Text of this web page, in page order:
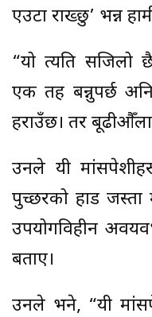
एउटा राख्छु’ भन्न
“यो त्यति सजिलो
एक तह बन्नुपर्छ
हराउँछ। तर
उनले यी
पुच्छरको हाड जस्ता
उपयोगविहीन
बताए।
उनले भने, “यी